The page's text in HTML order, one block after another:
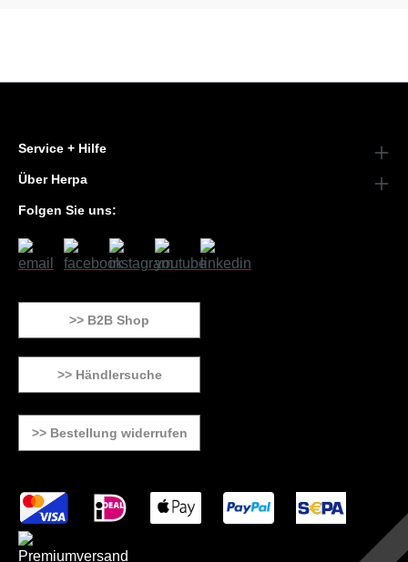
Service + Hilfe
Über Herpa
Folgen Sie uns:
>> B2B Shop
>> Händlersuche
>> Bestellung widerrufen